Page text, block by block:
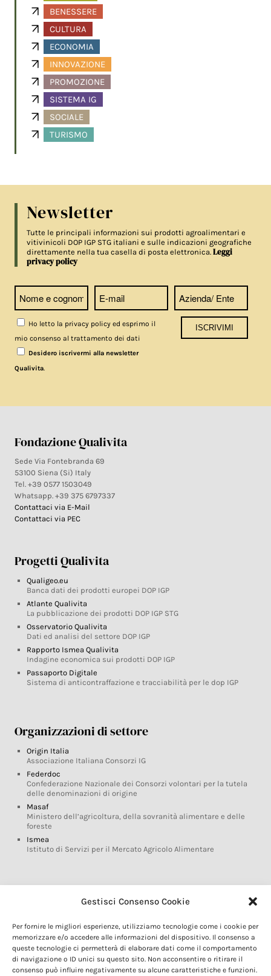
Gestisci Consenso Cookie
Per fornire le migliori esperienze, utilizziamo tecnologie come i cookie per
memorizzare e/o accedere alle informazioni del dispositivo. Il consenso a
queste tecnologie ci permetterà di elaborare dati come il comportamento
di navigazione o ID unici su questo sito. Non acconsentire o ritirare il
consenso può influire negativamente su alcune caratteristiche e funzioni.
BENESSERE
CULTURA
ECONOMIA
INNOVAZIONE
PROMOZIONE
SISTEMA IG
SOCIALE
TURISMO
Newsletter
Tutte le principali informazioni sui prodotti agroalimentari e
vitivinicoli DOP IGP STG italiani e sulle indicazioni geografiche
direttamente nella tua casella di posta elettronica.Leggi
privacy policy
Ho letto la privacy policy ed esprimo il
mio consenso al trattamento dei dati
Desidero iscrivermi alla newsletter
Qualivita.
Fondazione Qualivita
Sede Via Fontebranda 69
53100 Siena (Si) Italy
Tel. +39 0577 1503049
Whatsapp. +39 375 6797337
Contattaci via E-Mail
Contattaci via PEC
Progetti Qualivita
Qualigeo.eu
Banca dati dei prodotti europei DOP IGP
Atlante Qualivita
La pubblicazione dei prodotti DOP IGP STG
Osservatorio Qualivita
Dati ed analisi del settore DOP IGP
Rapporto Ismea Qualivita
Indagine economica sui prodotti DOP IGP
Passaporto Digitale
Sistema di anticontraffazione e tracciabilità per le dop IGP
Organizzazioni di settore
Origin Italia
Associazione Italiana Consorzi IG
Federdoc
Confederazione Nazionale dei Consorzi volontari per la tutela
delle denominazioni di origine
Masaf
Ministero dell’agricoltura, della sovranità alimentare e delle
foreste
Ismea
Istituto di Servizi per il Mercato Agricolo Alimentare
Glossario DOP IGP
Marchi DOP IGP
Normativa prodotti DOP IGP
Consorzi di Tutela
Farm To Fork e prodotti DOP IGP